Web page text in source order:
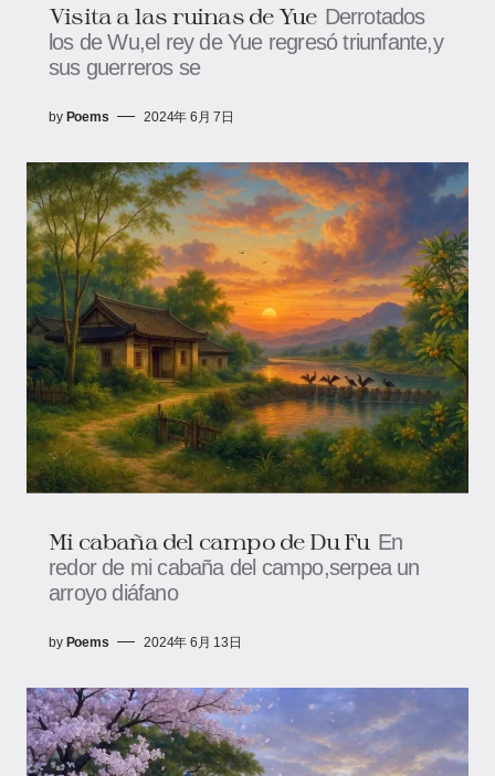
Visita a las ruinas de Yue Derrotados
los de Wu,el rey de Yue regresó triunfante,y
sus guerreros se
by Poems 2024年 6月 7日
Mi cabaña del campo de Du Fu En
redor de mi cabaña del campo,serpea un
arroyo diáfano
by Poems 2024年 6月 13日